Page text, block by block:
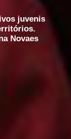
juvenis
Novaes